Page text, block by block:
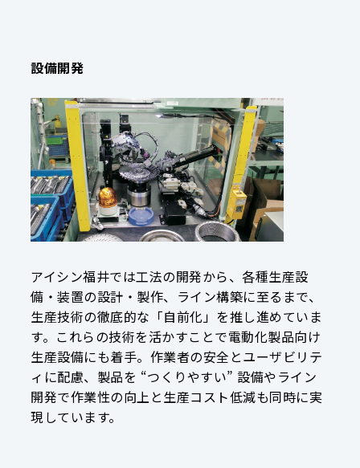
設備開発
アイシン福井では工法の開発から、各種生産設
備・装置の設計・製作、ライン構築に至るまで、
生産技術の徹底的な「自前化」を推し進めていま
す。これらの技術を活かすことで電動化製品向け
生産設備にも着手。作業者の安全とユーザビリテ
ィに配慮、製品を “つくりやすい” 設備やライン
開発で作業性の向上と生産コスト低減も同時に実
現しています。